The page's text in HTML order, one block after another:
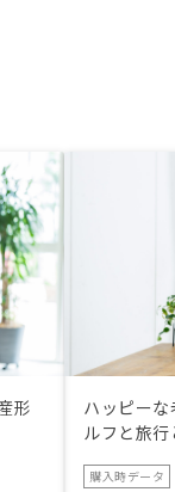
形
ハッピー
ルフと旅
購入時データ